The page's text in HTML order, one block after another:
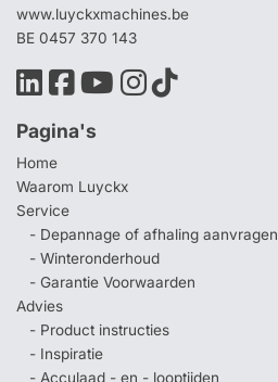
www.luyckxmachines.be
BE 0457 370 143
Pagina's
Home
Waarom Luyckx
Service
- Depannage of afhaling aanvragen
- Winteronderhoud
- Garantie Voorwaarden
Advies
- Product instructies
- Inspiratie
- Acculaad - en - looptijden